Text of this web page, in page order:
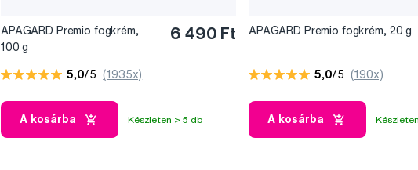
APAGARD Premio fogkrém,
100 g
6 490 Ft
5,0/5 (1935x)
A kosárba Készleten > 5 db
APAGARD Premio fogkrém, 20 g
5,0/5 (190x)
A kosárba